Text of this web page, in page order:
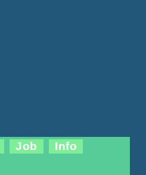
Job Info